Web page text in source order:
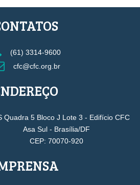
(61) 3314-9600
cfc@cfc.org.br
Quadra 5 Bloco J Lote 3 - Edifício CFC
Asa Sul - Brasília/DF
CEP: 70070-920